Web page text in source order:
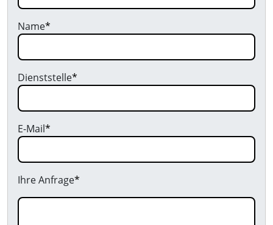
Name*
Dienststelle*
E-Mail*
Ihre Anfrage*